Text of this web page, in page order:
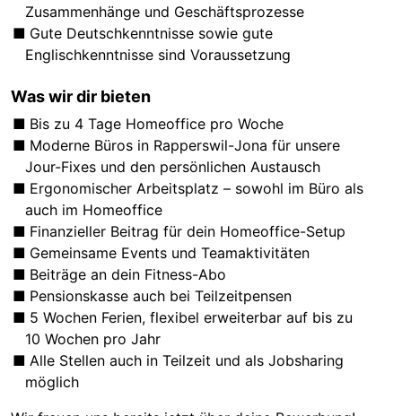
Zusammenhänge und Geschäftsprozesse
Gute Deutschkenntnisse sowie gute
Englischkenntnisse sind Voraussetzung
Was wir dir bieten
Bis zu 4 Tage Homeoffice pro Woche
Moderne Büros in Rapperswil-Jona für unsere
Jour-Fixes und den persönlichen Austausch
Ergonomischer Arbeitsplatz – sowohl im Büro als
auch im Homeoffice
Finanzieller Beitrag für dein Homeoffice-Setup
Gemeinsame Events und Teamaktivitäten
Beiträge an dein Fitness-Abo
Pensionskasse auch bei Teilzeitpensen
5 Wochen Ferien, flexibel erweiterbar auf bis zu
10 Wochen pro Jahr
Alle Stellen auch in Teilzeit und als Jobsharing
möglich